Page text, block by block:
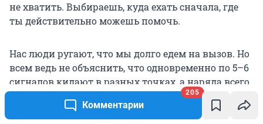
Комментарии
205
не хватить. Выбираешь, куда ехать сначала, где
ты действительно можешь помочь.
Нас люди ругают, что мы долго едем на вызов. Но
всем ведь не объяснить, что одновременно по 5–6
сигналов кидают в разных точках, а наряда всего
2–3 в лучшем случае. И на вызов каждый нужно
приехать, опросить заявителя, установить